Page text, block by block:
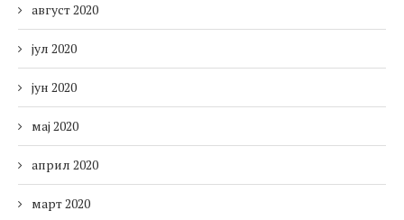
август 2020
јул 2020
јун 2020
мај 2020
април 2020
март 2020